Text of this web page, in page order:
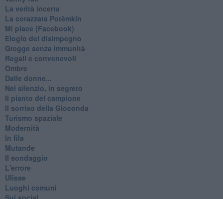
La verità incerta
La corazzata Potëmkin
Mi piace (Facebook)
Elogio del disimpegno
Gregge senza immunità
Regali e convenevoli
Ombre
Dalle donne...
Nel silenzio, in segreto
Il pianto del campione
Il sorriso della Gioconda
Turismo spaziale
Modernità
In fila
Mutande
Il sondaggio
L'errore
Ulisse
Luoghi comuni